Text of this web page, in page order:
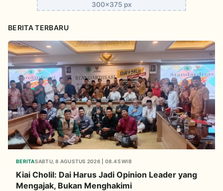
300x375 px
BERITA TERBARU
BERITASABTU, 8 AGUSTUS 2026 | 08.45 WIB
Kiai Cholil: Dai Harus Jadi Opinion Leader yang
Mengajak, Bukan Menghakimi